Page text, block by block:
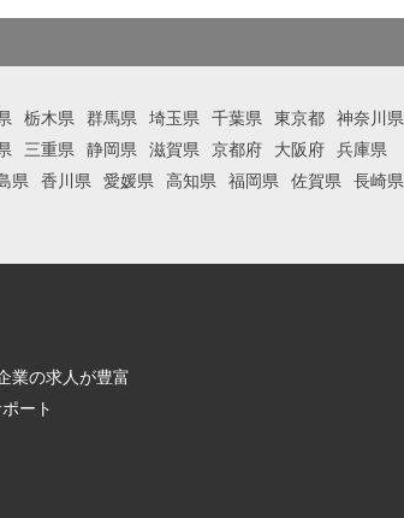
栃木県 群馬県 埼玉県 千葉県 東京都
神奈川県
三重県 静岡県 滋賀県 京都府 大阪府
兵庫県
県 香川県 愛媛県 高知県 福岡県 佐賀県
長崎県
業の求人が豊富
ート